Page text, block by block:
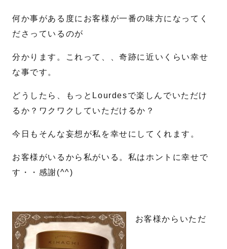
何か事がある度にお客様が一番の味方になってく
ださっているのが
分かります。これって、、奇跡に近いくらい幸せ
な事です。
どうしたら、もっとLourdesで楽しんでいただけ
るか？ワクワクしていただけるか？
今日もそんな妄想が私を幸せにしてくれます。
お客様がいるから私がいる。私はホントに幸せで
す・・感謝(^^)
お客様からいただ